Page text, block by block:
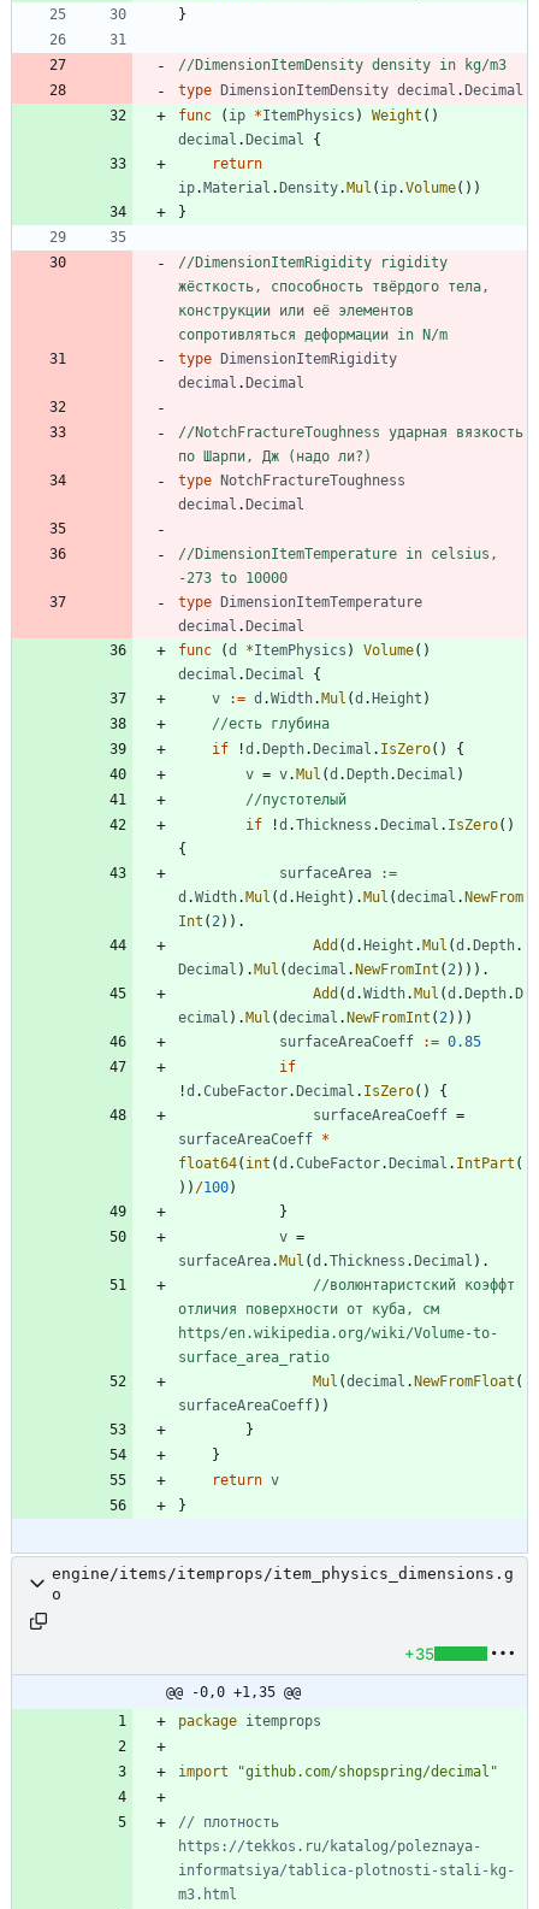
}
//DimensionItemDensity density in kg/m3
type
DimensionItemDensity decimal . Decimal
func
( ip *ItemPhysics ) Weight ( )
decimal . Decimal
{
return
ip. Material . Density. Mul ( ip.Volume( ) )
}
//DimensionItemRigidity rigidity
жёсткость, способность твёрдого тела,
конструкции или её элементов
сопротивляться деформации in N/m
type
DimensionItemRigidity
decimal . Decimal
//NotchFractureToughness ударная вязкость
по Шарпи, Дж (надо ли?)
type
NotchFractureToughness
decimal . Decimal
//DimensionItemTemperature in celsius,
-273 to 10000
type
DimensionItemTemperature
decimal . Decimal
func
(d *ItemPhysics ) Volume( )
decimal . Decimal
{
v
:= d .Width. Mul (d . Height )
//есть глубина
if
!d . Depth. Decimal . IsZero( )
{
v = v. Mul (d . Depth. Decimal )
//пустотелый
if
!d .Thickness . Decimal . IsZero( )
{
surfaceArea
:=
d .Width. Mul (d . Height ) . Mul (decimal . NewFrom
Int (2) ) .
Add (d . Height . Mul (d . Depth.
Decimal ) . Mul (decimal . NewFromInt (2) ) ) .
Add (d .Width. Mul (d . Depth. D
ecimal ) . Mul (decimal . NewFromInt (2) ) )
surfaceAreaCoeff
:= 0.85
if
!d .CubeFactor. Decimal . IsZero( )
{
surfaceAreaCoeff =
surfaceAreaCoeff *
float64( int (d .CubeFactor. Decimal . IntPart (
) ) /100)
}
v =
surfaceArea. Mul (d .Thickness . Decimal ) .
//волюнтаристский коэффт
отличия поверхности от куба, см
https/en.wikipedia.org/wiki/Volume-to-
surface_area_ratio
Mul (decimal . NewFromFloat (
surfaceAreaCoeff) )
}
}
return v
}
engine/items/itemprops/item_physics_dimensions.g
o
+35
@@ -0,0 +1,35 @@
package itemprops
import "github.com/shopspring/decimal"
// плотность
https://tekkos.ru/katalog/poleznaya-
informatsiya/tablica-plotnosti-stali-kg-
m3.html